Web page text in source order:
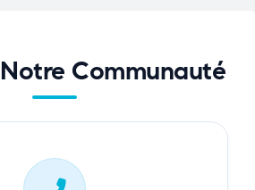
Communauté